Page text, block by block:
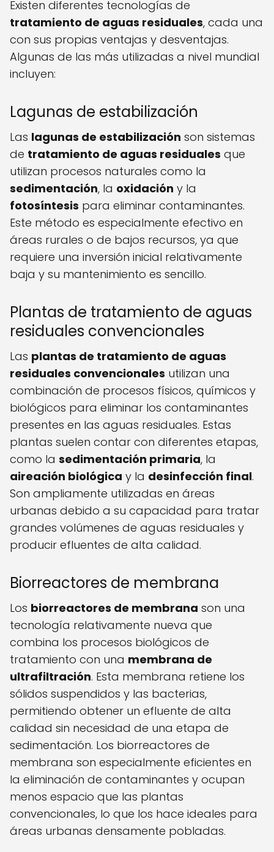
Existen diferentes tecnologías de
tratamiento de aguas residuales, cada una
con sus propias ventajas y desventajas.
Algunas de las más utilizadas a nivel mundial
incluyen:
Lagunas de estabilización
Las lagunas de estabilización son sistemas
de tratamiento de aguas residuales que
utilizan procesos naturales como la
sedimentación, la oxidación y la
fotosíntesis para eliminar contaminantes.
Este método es especialmente efectivo en
áreas rurales o de bajos recursos, ya que
requiere una inversión inicial relativamente
baja y su mantenimiento es sencillo.
Plantas de tratamiento de aguas
residuales convencionales
Las plantas de tratamiento de aguas
residuales convencionales utilizan una
combinación de procesos físicos, químicos y
biológicos para eliminar los contaminantes
presentes en las aguas residuales. Estas
plantas suelen contar con diferentes etapas,
como la sedimentación primaria, la
aireación biológica y la desinfección final.
Son ampliamente utilizadas en áreas
urbanas debido a su capacidad para tratar
grandes volúmenes de aguas residuales y
producir efluentes de alta calidad.
Biorreactores de membrana
Los biorreactores de membrana son una
tecnología relativamente nueva que
combina los procesos biológicos de
tratamiento con una membrana de
ultrafiltración. Esta membrana retiene los
sólidos suspendidos y las bacterias,
permitiendo obtener un efluente de alta
calidad sin necesidad de una etapa de
sedimentación. Los biorreactores de
membrana son especialmente eficientes en
la eliminación de contaminantes y ocupan
menos espacio que las plantas
convencionales, lo que los hace ideales para
áreas urbanas densamente pobladas.